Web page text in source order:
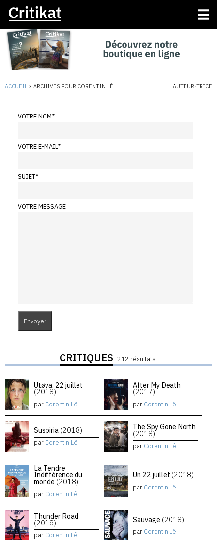
ACCUEIL » ARCHIVES POUR CORENTIN LÊ AUTEUR·TRICE
VOTRE NOM*
VOTRE E-MAIL*
SUJET*
VOTRE MESSAGE
CRITIQUES 212 résultats
Utøya, 22 juillet
(2018)
par Corentin Lê
After My Death
(2017)
par Corentin Lê
Suspiria (2018)
par Corentin Lê
The Spy Gone North
(2018)
par Corentin Lê
La Tendre
Indifférence du
monde (2018)
par Corentin Lê
Un 22 juillet (2018)
par Corentin Lê
Thunder Road
(2018)
par Corentin Lê
Sauvage (2018)
par Corentin Lê